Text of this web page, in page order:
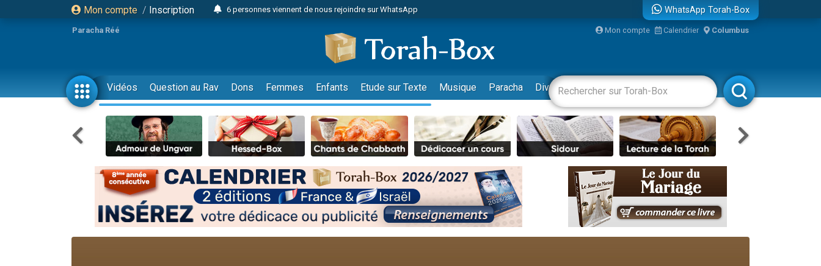
Mon compte / Inscription
6 personnes viennent de nous rejoindre sur WhatsApp
2 personnes viennent de faire un don pour 1 Journée de Vacances Pour les Enfants
17 personnes viennent de demander une bénédiction
4 personnes viennent de nous rejoindre sur WhatsApp
Il reste 49 places pour étudier en groupe sur Zoom
23 personnes viennent de faire un don pour Diane, 80 ans, dans un appartement insalubre
Eva vient de donner son Maasser
4 personnes viennent de nous rejoindre sur WhatsApp
3 personnes viennent de nous rejoindre sur WhatsApp
3 personnes viennent de faire un don pour 5 jours de vacances aux Orphelins
Odaya vient de donner son Maasser
13 personnes viennent de demander une bénédiction
WhatsApp Torah-Box
Paracha Réé Mon compte Calendrier Columbus
Vidéos Question au Rav Dons Femmes Enfants Etude sur Texte Musique Paracha Divertissements Livres Rabbanim